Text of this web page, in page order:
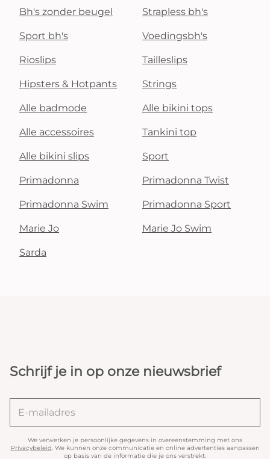
Bh's zonder beugel Strapless bh's
Sport bh's Voedingsbh's
Rioslips Tailleslips
Hipsters & Hotpants Strings
Alle badmode Alle bikini tops
Alle accessoires Tankini top
Alle bikini slips Sport
Primadonna Primadonna Twist
Primadonna Swim Primadonna Sport
Marie Jo Marie Jo Swim
Sarda
Schrijf je in op onze nieuwsbrief
We verwerken je persoonlijke gegevens in overeenstemming met ons
Privacybeleid. We kunnen onze communicatie en online advertenties aanpassen
op basis van de informatie die je ons verstrekt.